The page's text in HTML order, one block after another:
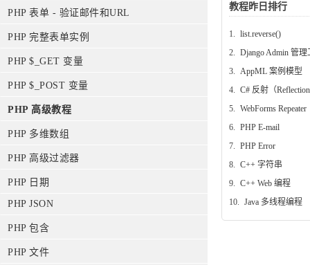
PHP 表单 - 验证邮件和URL
PHP 完整表单实例
PHP $_GET 变量
PHP $_POST 变量
PHP 高级教程
PHP 多维数组
PHP 高级过滤器
PHP 日期
PHP JSON
PHP 包含
PHP 文件
教程昨日排行
1.
list.reverse()
2.
Django Admin 管理
3.
AppML 案例模型
4.
C# 反射（
5.
WebForms Repeater
6.
PHP E-mail
7.
PHP Error
8.
C++ 字符串
9.
C++ Web 编程
10.
Java 多线程编程